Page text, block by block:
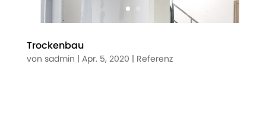
Trockenbau
von sadmin | Apr. 5, 2020 | Referenz